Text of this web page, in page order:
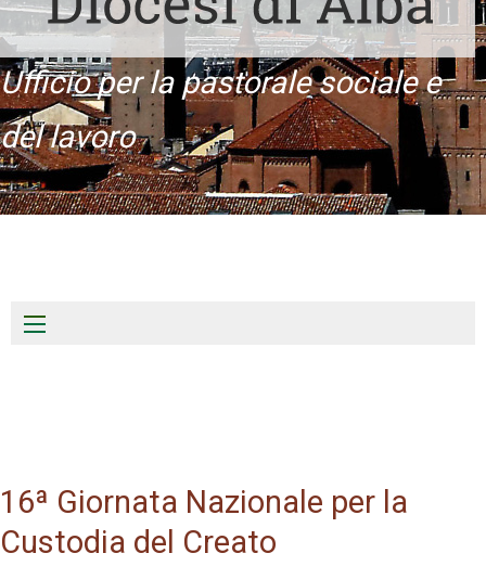
Ufficio per la pastorale sociale e
del lavoro
content
16ª Giornata Nazionale per la
Custodia del Creato